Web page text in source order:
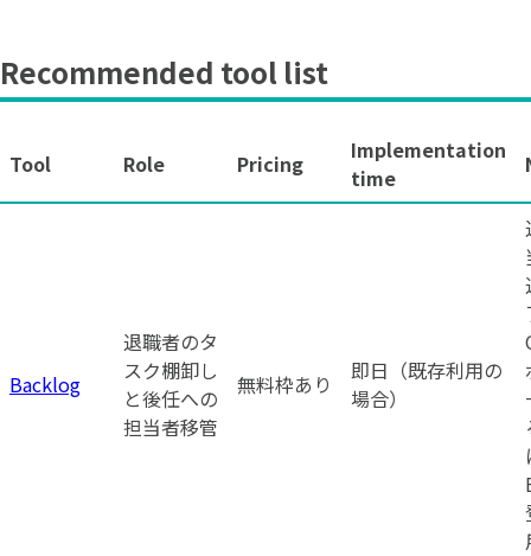
Recommended tool list
Tool Role Pricing
Implementation
time
Backlog
退職者のタ
スク棚卸し
と後任への
担当者移管
無料枠あり
即日（既存利用の
場合）